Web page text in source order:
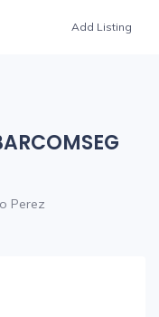
Add Listing
Perez